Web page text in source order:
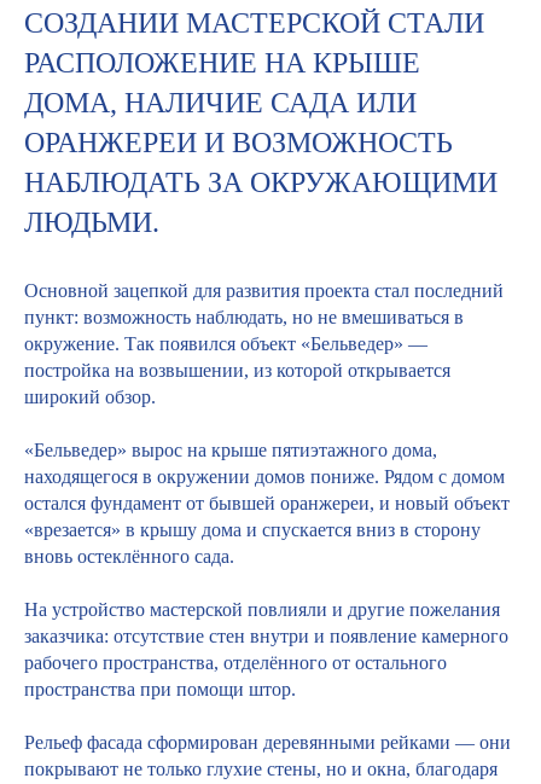
СОЗДАНИИ МАСТЕРСКОЙ СТАЛИ
РАСПОЛОЖЕНИЕ НА КРЫШЕ
ДОМА, НАЛИЧИЕ САДА ИЛИ
ОРАНЖЕРЕИ И ВОЗМОЖНОСТЬ
НАБЛЮДАТЬ ЗА ОКРУЖАЮЩИМИ
ЛЮДЬМИ.
Основной зацепкой для развития проекта стал последний
пункт: возможность наблюдать, но не вмешиваться в
окружение. Так появился объект «Бельведер» —
постройка на возвышении, из которой открывается
широкий обзор.
«Бельведер» вырос на крыше пятиэтажного дома,
находящегося в окружении домов пониже. Рядом с домом
остался фундамент от бывшей оранжереи, и новый объект
«врезается» в крышу дома и спускается вниз в сторону
вновь остеклённого сада.
На устройство мастерской повлияли и другие пожелания
заказчика: отсутствие стен внутри и появление камерного
рабочего пространства, отделённого от остального
пространства при помощи штор.
Рельеф фасада сформирован деревянными рейками — они
покрывают не только глухие стены, но и окна, благодаря